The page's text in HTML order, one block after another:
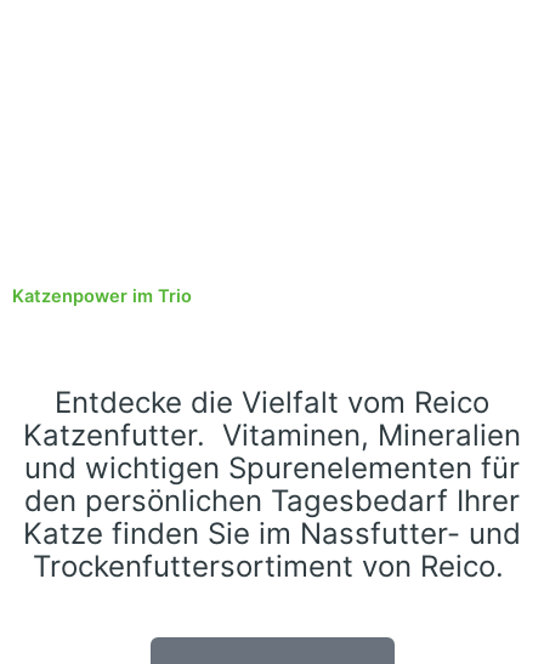
Katzenpower im Trio
Entdecke die Vielfalt vom Reico
Katzenfutter. Vitaminen, Mineralien
und wichtigen Spurenelementen für
den persönlichen Tagesbedarf Ihrer
Katze finden Sie im Nassfutter- und
Trockenfuttersortiment von Reico.